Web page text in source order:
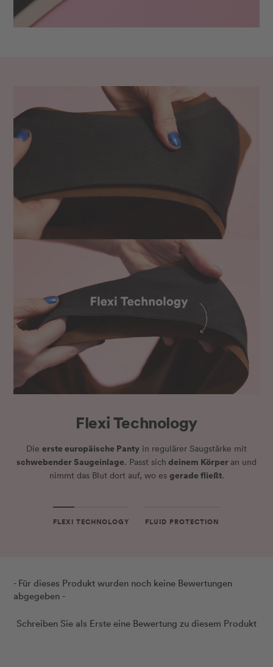
Flexi Technology
Die erste europäische Panty in regulärer Saugstärke mit
schwebender Saugeinlage. Passt sich deinem Körper an und
nimmt das Blut dort auf, wo es gerade fließt.
FLEXI TECHNOLOGY FLUID PROTECTION
- Für dieses Produkt wurden noch keine Bewertungen
abgegeben -
Schreiben Sie als Erste eine Bewertung zu diesem Produkt
New content loaded